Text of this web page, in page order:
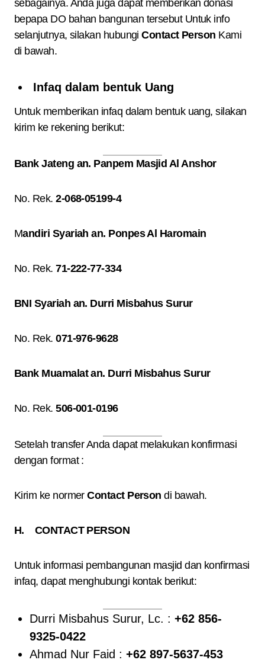
sebagainya. Anda juga dapat memberikan donasi
bepapa DO bahan bangunan tersebut Untuk info
selanjutnya, silakan hubungiContact Person Kami
di bawah.
Infaq dalam bentuk Uang
Untuk memberikan infaq dalam bentuk uang, silakan
kirim ke rekening berikut:
Bank Jateng an. Panpem Masjid Al Anshor
No. Rek.2-068-05199-4
Mandiri Syariah an. Ponpes Al Haromain
No. Rek.71-222-77-334
BNI Syariah an. Durri Misbahus Surur
No. Rek.071-976-9628
Bank Muamalat an. Durri Misbahus Surur
No. Rek.506-001-0196
Setelah transfer Anda dapat melakukan konfirmasi
dengan format :
Kirim ke normerContact Person di bawah.
H. CONTACT PERSON
Untuk informasi pembangunan masjid dan konfirmasi
infaq, dapat menghubungi kontak berikut:
Durri Misbahus Surur, Lc. : +62 856-
9325-0422
Ahmad Nur Faid : +62 897-5637-453